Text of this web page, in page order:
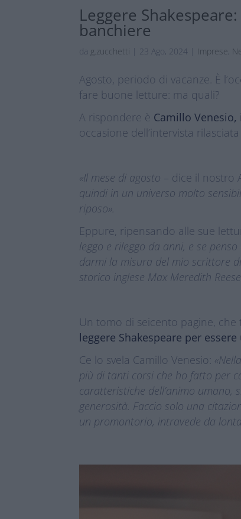
Leggere
banchiere
da g.zucchetti 23 Ago, 2024 Imprese,
Agosto, periodo di vacanze. È
fare buone letture: ma quali?
A rispondere è Camillo
occasione dell’intervista
«Il mese di agosto – dice il nostro
quindi in un universo molto
riposo».
Eppure, ripensando alle sue
leggo e rileggo da anni, e se
darmi la misura del mio scrittore
storico inglese Max Meredith
Un tomo di seicento pagine,
leggere Shakespeare per
Ce lo svela Camillo Venesio:
più di tanti corsi che ho fatto per
caratteristiche dell’animo umano,
generosità. Faccio solo una
un promontorio, intravede da